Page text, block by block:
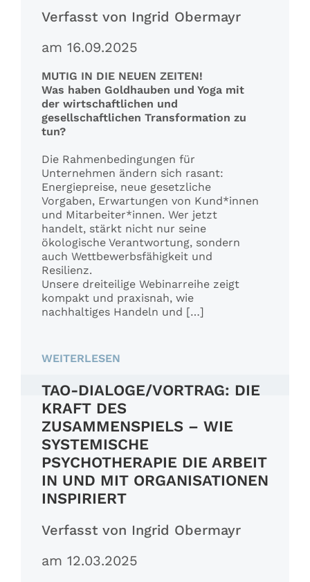
Verfasst von Ingrid Obermayr
am 16.09.2025
MUTIG IN DIE NEUEN ZEITEN!
Was haben Goldhauben und Yoga mit
der wirtschaftlichen und
gesellschaftlichen Transformation zu
tun?
Die Rahmenbedingungen für
Unternehmen ändern sich rasant:
Energiepreise, neue gesetzliche
Vorgaben, Erwartungen von Kund*innen
und Mitarbeiter*innen. Wer jetzt
handelt, stärkt nicht nur seine
ökologische Verantwortung, sondern
auch Wettbewerbsfähigkeit und
Resilienz.
Unsere dreiteilige Webinarreihe zeigt
kompakt und praxisnah, wie
nachhaltiges Handeln und […]
WEITERLESEN
TAO-DIALOGE/VORTRAG: DIE
KRAFT DES
ZUSAMMENSPIELS – WIE
SYSTEMISCHE
PSYCHOTHERAPIE DIE ARBEIT
IN UND MIT ORGANISATIONEN
INSPIRIERT
Verfasst von Ingrid Obermayr
am 12.03.2025